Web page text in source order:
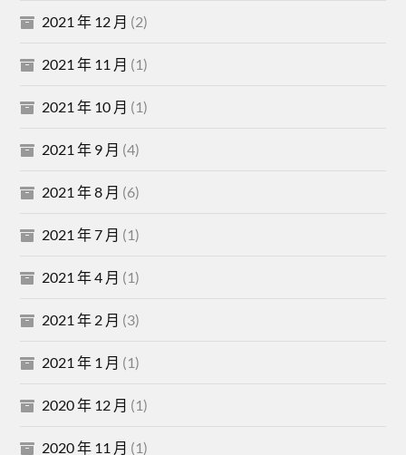
2021 年 12 月 (2)
2021 年 11 月 (1)
2021 年 10 月 (1)
2021 年 9 月 (4)
2021 年 8 月 (6)
2021 年 7 月 (1)
2021 年 4 月 (1)
2021 年 2 月 (3)
2021 年 1 月 (1)
2020 年 12 月 (1)
2020 年 11 月 (1)